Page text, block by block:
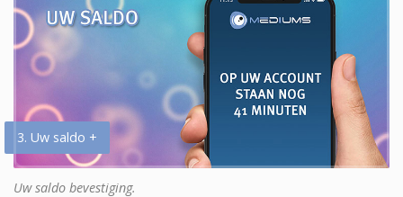
3. Uw saldo +
Uw saldo bevestiging.